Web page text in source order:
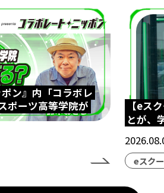
ポン』内「コラボレ
ポーツ高等学院が
【eス
とが、
eスク